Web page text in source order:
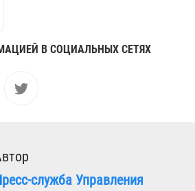
В СОЦИАЛЬНЫХ СЕТЯХ
служба Управления